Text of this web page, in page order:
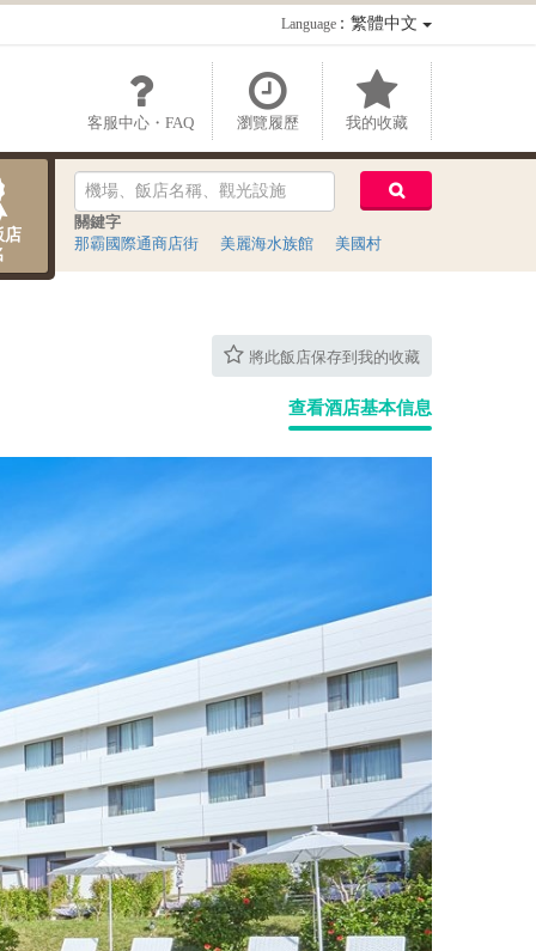
Language：繁體中文
客服中心・FAQ 瀏覽履歷 我的收藏
店
關鍵字
那霸國際通商店街
美麗海水族館 美國村
將此飯店保存到我的收藏
查看酒店基本信息